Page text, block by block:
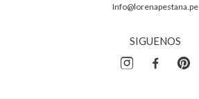
Info@lorenapestana.pe
SIGUENOS